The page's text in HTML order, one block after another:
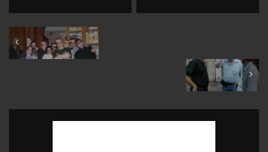
February 2001
June 2001